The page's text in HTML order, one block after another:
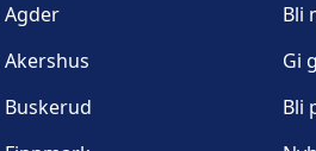
Agder
Akershus
Buskerud
Bli
Gi
Bli